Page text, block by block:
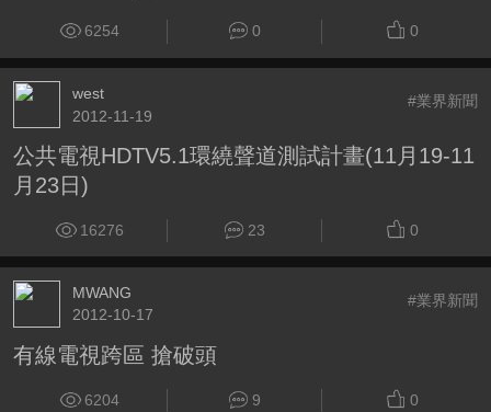
6254 0 0
west
2012-11-19
#業界新聞
公共電視HDTV5.1環繞聲道測試計畫(11月19-11
月23日)
16276 23 0
MWANG
2012-10-17
#業界新聞
有線電視跨區 搶破頭
6204 9 0